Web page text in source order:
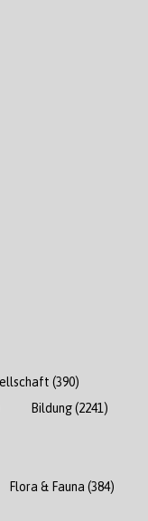
(390)
Bildung(2241)
Flora & Fauna (384)